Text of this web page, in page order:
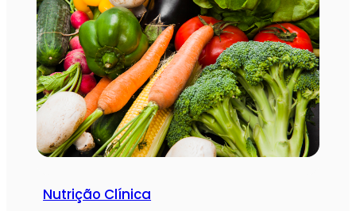
Nutrição Clínica